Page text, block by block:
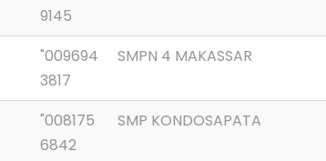
9145
"009694
3817
SMPN 4 MAKASSAR
"008175
6842
SMP KONDOSAPATA